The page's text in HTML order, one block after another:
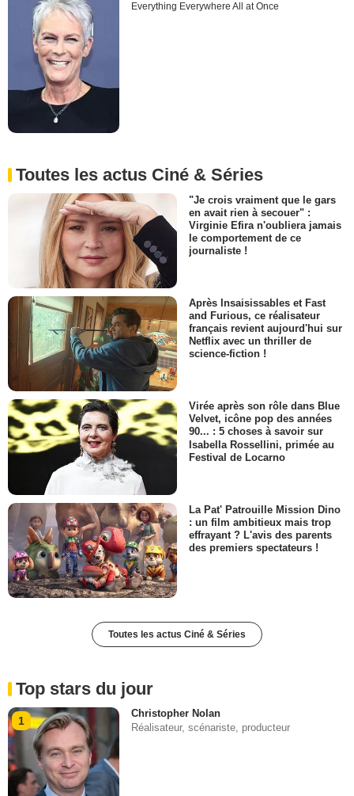
Everything Everywhere All at Once
Toutes les actus Ciné & Séries
"Je crois vraiment que le gars
en avait rien à secouer" :
Virginie Efira n'oubliera jamais
le comportement de ce
journaliste !
Après Insaisissables et Fast
and Furious, ce réalisateur
français revient aujourd'hui sur
Netflix avec un thriller de
science-fiction !
Virée après son rôle dans Blue
Velvet, icône pop des années
90... : 5 choses à savoir sur
Isabella Rossellini, primée au
Festival de Locarno
La Pat' Patrouille Mission Dino
: un film ambitieux mais trop
effrayant ? L'avis des parents
des premiers spectateurs !
Toutes les actus Ciné & Séries
Top stars du jour
1
Christopher Nolan
Réalisateur, scénariste, producteur